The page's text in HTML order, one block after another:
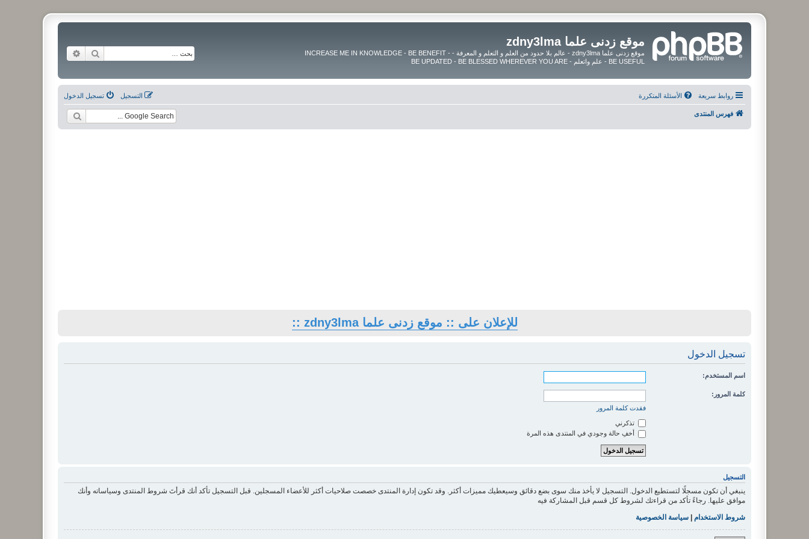
موقع زدنى علما zdny3lma
موقع زدنى علما zdny3lma - عالم بلا حدود من العلم و التعلم و المعرفة - INCREASE ME IN KNOWLEDGE - BE BENEFIT -
BE USEFUL - علم واتعلم - BE UPDATED - BE BLESSED WHEREVER YOU ARE
بحث
روابط سريعة الأسئلة المتكررة تسجيل الدخول التسجيل
فهرس المنتدى
للإعلان على :: موقع زدنى علما zdny3lma ::
تسجيل الدخول
اسم المستخدم:
كلمة المرور:
فقدت كلمة المرور
تذكرني
أخفِ حالة وجودي في المنتدى هذه المرة
التسجيل
ينبغي أن تكون مسجلًا لتستطيع الدخول. التسجيل لا يأخذ منك سوى بضع دقائق وسيعطيك مميزات أكثر. وقد تكون إدارة المنتدى خصصت صلاحيات أكثر للأعضاء المسجلين. قبل التسجيل تأكد أنك قرأتَ شروط المنتدى وسياساته وأنك
موافق عليها. رجاءً تأكد من قراءتك لشروط كل قسم قبل المشاركة فيه
شروط الاستخدام
سياسة الخصوصية